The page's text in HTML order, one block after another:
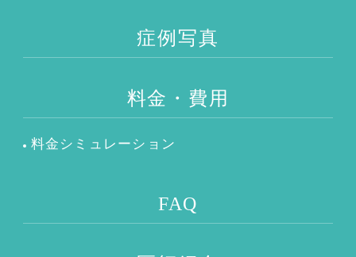
症例写真
料金・費用
料金シミュレーション
FAQ